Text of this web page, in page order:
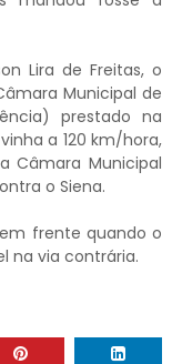
Lira de Freitas, o
Municipal de
prestado na
a 120 km/hora,
Câmara Municipal
o Siena.
frente quando o
na via contrária.